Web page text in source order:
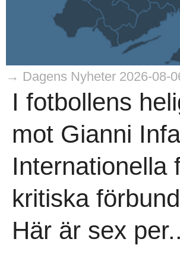
→ Dagens Nyheter 2026-08-
I fotbollens
mot Gianni
Internationella
kritiska
Här är sex per..